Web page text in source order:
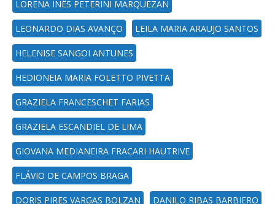
LORENA INÊS PETERINI MARQUEZAN
LEONARDO DIAS AVANÇO LEILA MARIA ARAUJO SANTOS
HELENISE SANGOI ANTUNES
HEDIONEIA MARIA FOLETTO PIVETTA
GRAZIELA FRANCESCHET FARIAS
GRAZIELA ESCANDIEL DE LIMA
GIOVANA MEDIANEIRA FRACARI HAUTRIVE
FLÁVIO DE CAMPOS BRAGA
DORIS PIRES VARGAS BOLZAN DANILO RIBAS BARBIERO